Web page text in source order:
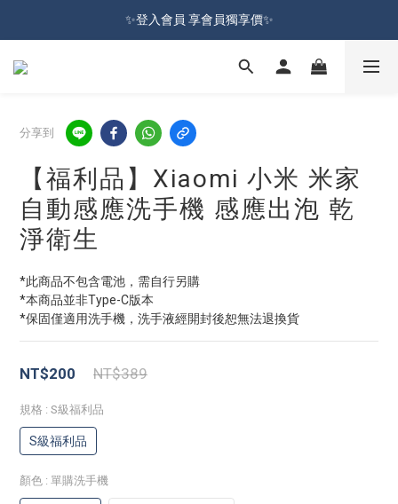
加入會員就送100元購物金 | 全館購物滿＄599 免運
✨登入會員 享會員獨享價✨
✅訂閱訂單通知 進度及時掌握
分享到
【福利品】Xiaomi 小米 米家
自動感應洗手機 感應出泡 乾
淨衛生
*此商品不包含電池，需自行另購
*本商品並非Type-C版本
*保固僅適用洗手機，洗手液經開封後恕無法退換貨
NT$389
NT$200
規格 : S級福利品
S級福利品
顏色 : 單購洗手機